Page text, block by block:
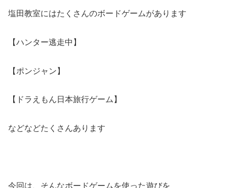
塩田教室にはたくさんのボードゲームがあります
【ハンター逃走中】
【ポンジャン】
【ドラえもん日本旅行ゲーム】
などなどたくさんあります
今回は、そんなボードゲームを使った遊びを